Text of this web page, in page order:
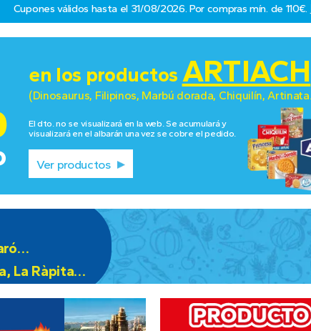
Cupones válidos hasta el 31/08/2026. Por compras mín. de 110€.
en los productos ARTIACH
(Dinosaurus, Filipinos, Marbú dorada, Chiquilín,
El dto. no se visualizará en la web. Se acumulará y
visualizará en el albarán una vez se cobre el pedido.
Ver productos
La Ràpita…